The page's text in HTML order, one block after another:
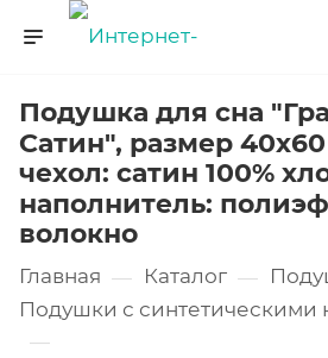
Подушка для сна
Сатин", размер
чехол: сатин 100%
наполнитель:
волокно
Главная — Каталог —
Подушки с синтетическими
—